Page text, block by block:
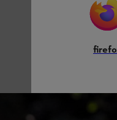
que tamanho?